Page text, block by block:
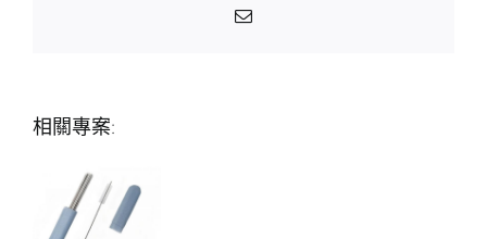
Email:
相關專案: